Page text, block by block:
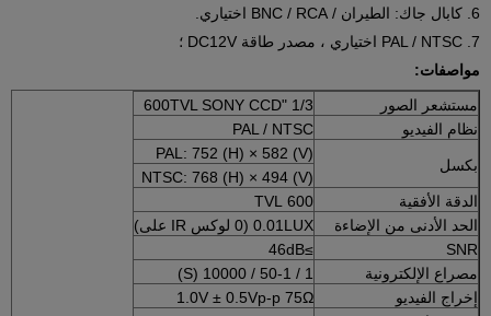
6. كابال جاك: الطيران / BNC / RCA اختياري.
7. PAL / NTSC اختياري ، مصدر طاقة DC12V ؛
مواصفات:
مستشعر الصور
1/3 "600TVL SONY CCD
نظام الفيديو
PAL / NTSC
بكسل
PAL: 752 (H) × 582 (V)
NTSC: 768 (H) × 494 (V)
الدقة الأفقية
600 TVL
الحد الأدنى من الإضاءة
0.01LUX (0 لوكس IR على)
SNR
≥46dB
مصراع الإلكترونية
1 / 50-1 / 10000 (S)
إخراج الفيديو
1.0V ± 0.5Vp-p 75Ω